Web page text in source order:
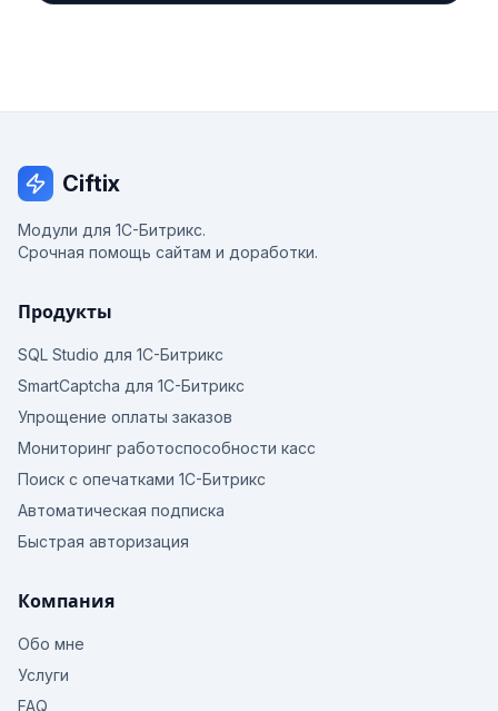
Ciftix
Модули для 1С-Битрикс.
Срочная помощь сайтам и доработки.
Продукты
SQL Studio для 1С-Битрикс
SmartCaptcha для 1С-Битрикс
Упрощение оплаты заказов
Мониторинг работоспособности касс
Поиск с опечатками 1С-Битрикс
Автоматическая подписка
Быстрая авторизация
Компания
Обо мне
Услуги
FAQ